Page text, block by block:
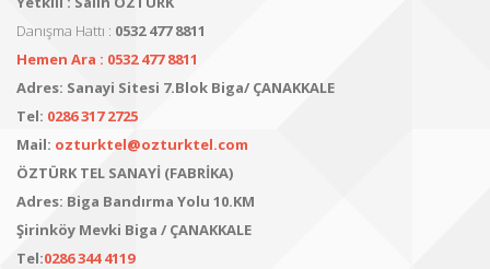
Danışma Hattı : 0532 477 8811
Hemen Ara : 0532 477 8811
Adres: Sanayi Sitesi 7.Blok Biga/ ÇANAKKALE
Tel: 0286 317 2725
Mail: ozturktel@ozturktel.com
ÖZTÜRK TEL SANAYİ (FABRİKA)
Adres: Biga Bandırma Yolu 10.KM
Şirinköy Mevki Biga / ÇANAKKALE
Tel:0286 344 4119